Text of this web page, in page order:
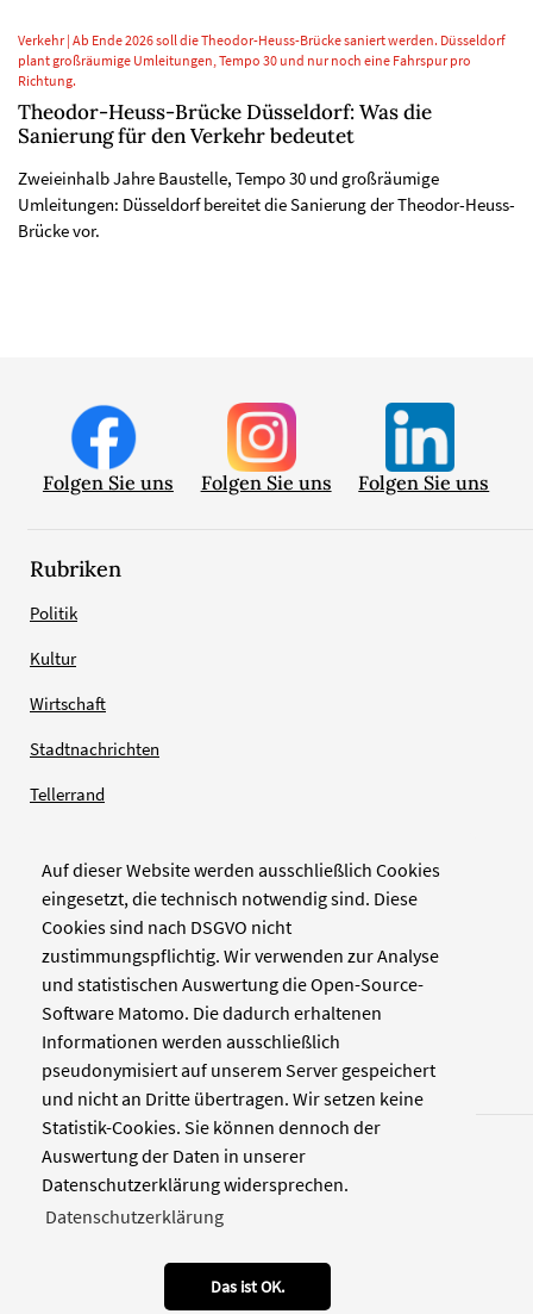
Auf dieser Website werden ausschließlich Cookies
eingesetzt, die technisch notwendig sind. Diese
Cookies sind nach DSGVO nicht
zustimmungspflichtig. Wir verwenden zur Analyse
und statistischen Auswertung die Open-Source-
Software Matomo. Die dadurch erhaltenen
Informationen werden ausschließlich
pseudonymisiert auf unserem Server gespeichert
und nicht an Dritte übertragen. Wir setzen keine
Statistik-Cookies. Sie können dennoch der
Auswertung der Daten in unserer
Datenschutzerklärung widersprechen.
Datenschutzerklärung
Das ist OK.
Verkehr | Ab Ende 2026 soll die Theodor-Heuss-Brücke saniert werden. Düsseldorf
plant großräumige Umleitungen, Tempo 30 und nur noch eine Fahrspur pro
Richtung.
Theodor-Heuss-Brücke Düsseldorf: Was die
Sanierung für den Verkehr bedeutet
Zweieinhalb Jahre Baustelle, Tempo 30 und großräumige
Umleitungen: Düsseldorf bereitet die Sanierung der Theodor-Heuss-
Brücke vor.
Folgen Sie uns Folgen Sie uns Folgen Sie uns
Rubriken
Politik
Kultur
Wirtschaft
Stadtnachrichten
Tellerrand
Verlag
Zellwerk GmbH & Co KG
Pinienstraße 2
40233 Düsseldorf
www.zellwerk.com
Kontakt Datenschutz